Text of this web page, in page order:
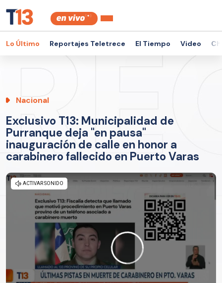
Lo Último Reportajes Teletrece El Tiempo Video
Nacional
Exclusivo T13: Municipalidad de
Purranque deja "en pausa"
inauguración de calle en honor a
carabinero fallecido en Puerto Varas